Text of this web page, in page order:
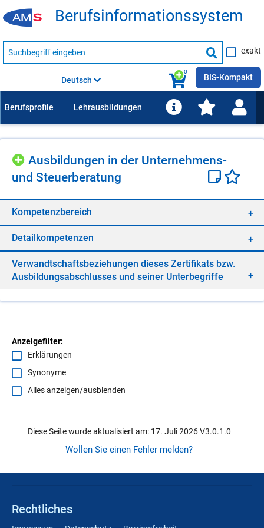
Be­rufs­in­for­ma­ti­ons­sys­tem
Suche
nach
Suche
starten
exakt
0
Deutsch BIS-Kompakt
Aus­bil­dun­gen in der Un­ter­neh­mens-
und Steu­er­be­ra­tung
Kom­pe­tenz­be­reich
De­tail­kom­pe­ten­zen
Ver­wandt­schafts­be­zie­hun­gen die­ses Zer­ti­fi­kats bzw.
Aus­bil­dungs­ab­schlus­ses und sei­ner Un­ter­be­grif­fe
Anzeigefilter:
Erklärungen
Synonyme
Alles anzeigen/ausblenden
Diese Seite wurde aktualisiert am: 17. Juli 2026 V3.0.1.0
Wollen Sie einen Fehler melden?
Rechtliches